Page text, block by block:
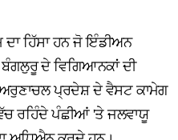
ਹਿੱਸਾ ਹਨ ਜੋ ਇੰਡੀਅਨ
ਦੇ ਵਿਗਿਆਨਕਾਂ ਦੀ
ਪ੍ਰਦੇਸ਼ ਦੇ ਵੈਸਟ ਕਾਮੇਗ
ਰਹਿੰਦੇ ਪੰਛੀਆਂ 'ਤੇ ਜਲਵਾਯੂ